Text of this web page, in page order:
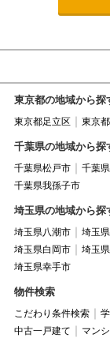
東京都の地域から探
東京都足立区 東京
千葉県の地域から探
千葉県松戸市 千葉
千葉県我孫子市
埼玉県の地域から探
埼玉県八潮市 埼玉
埼玉県白岡市
埼玉
埼玉県幸手市
物件検索
こだわり条件検索
中古一戸建て
マン